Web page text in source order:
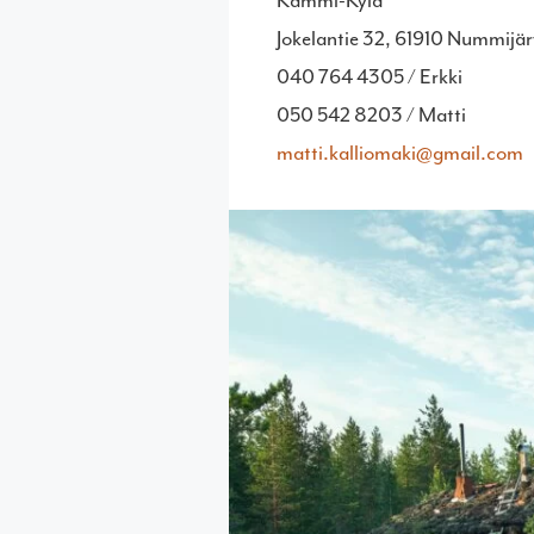
Jokelantie 32, 61910
040 764 4305 / Erkki
050 542 8203 / Matti
matti.kalliomaki@gmail.com